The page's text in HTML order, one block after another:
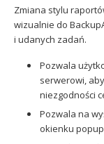
Zmiana stylu
wizualnie do
i udanych zadań.
Pozwala
serwerowi,
niezgodności
Pozwala na
okienku